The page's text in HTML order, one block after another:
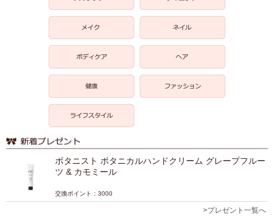
ボタニスト ボタニカルハンドクリーム グレープフルー
ツ & カモミール
交換ポイント：3000
>プレゼント一覧へ